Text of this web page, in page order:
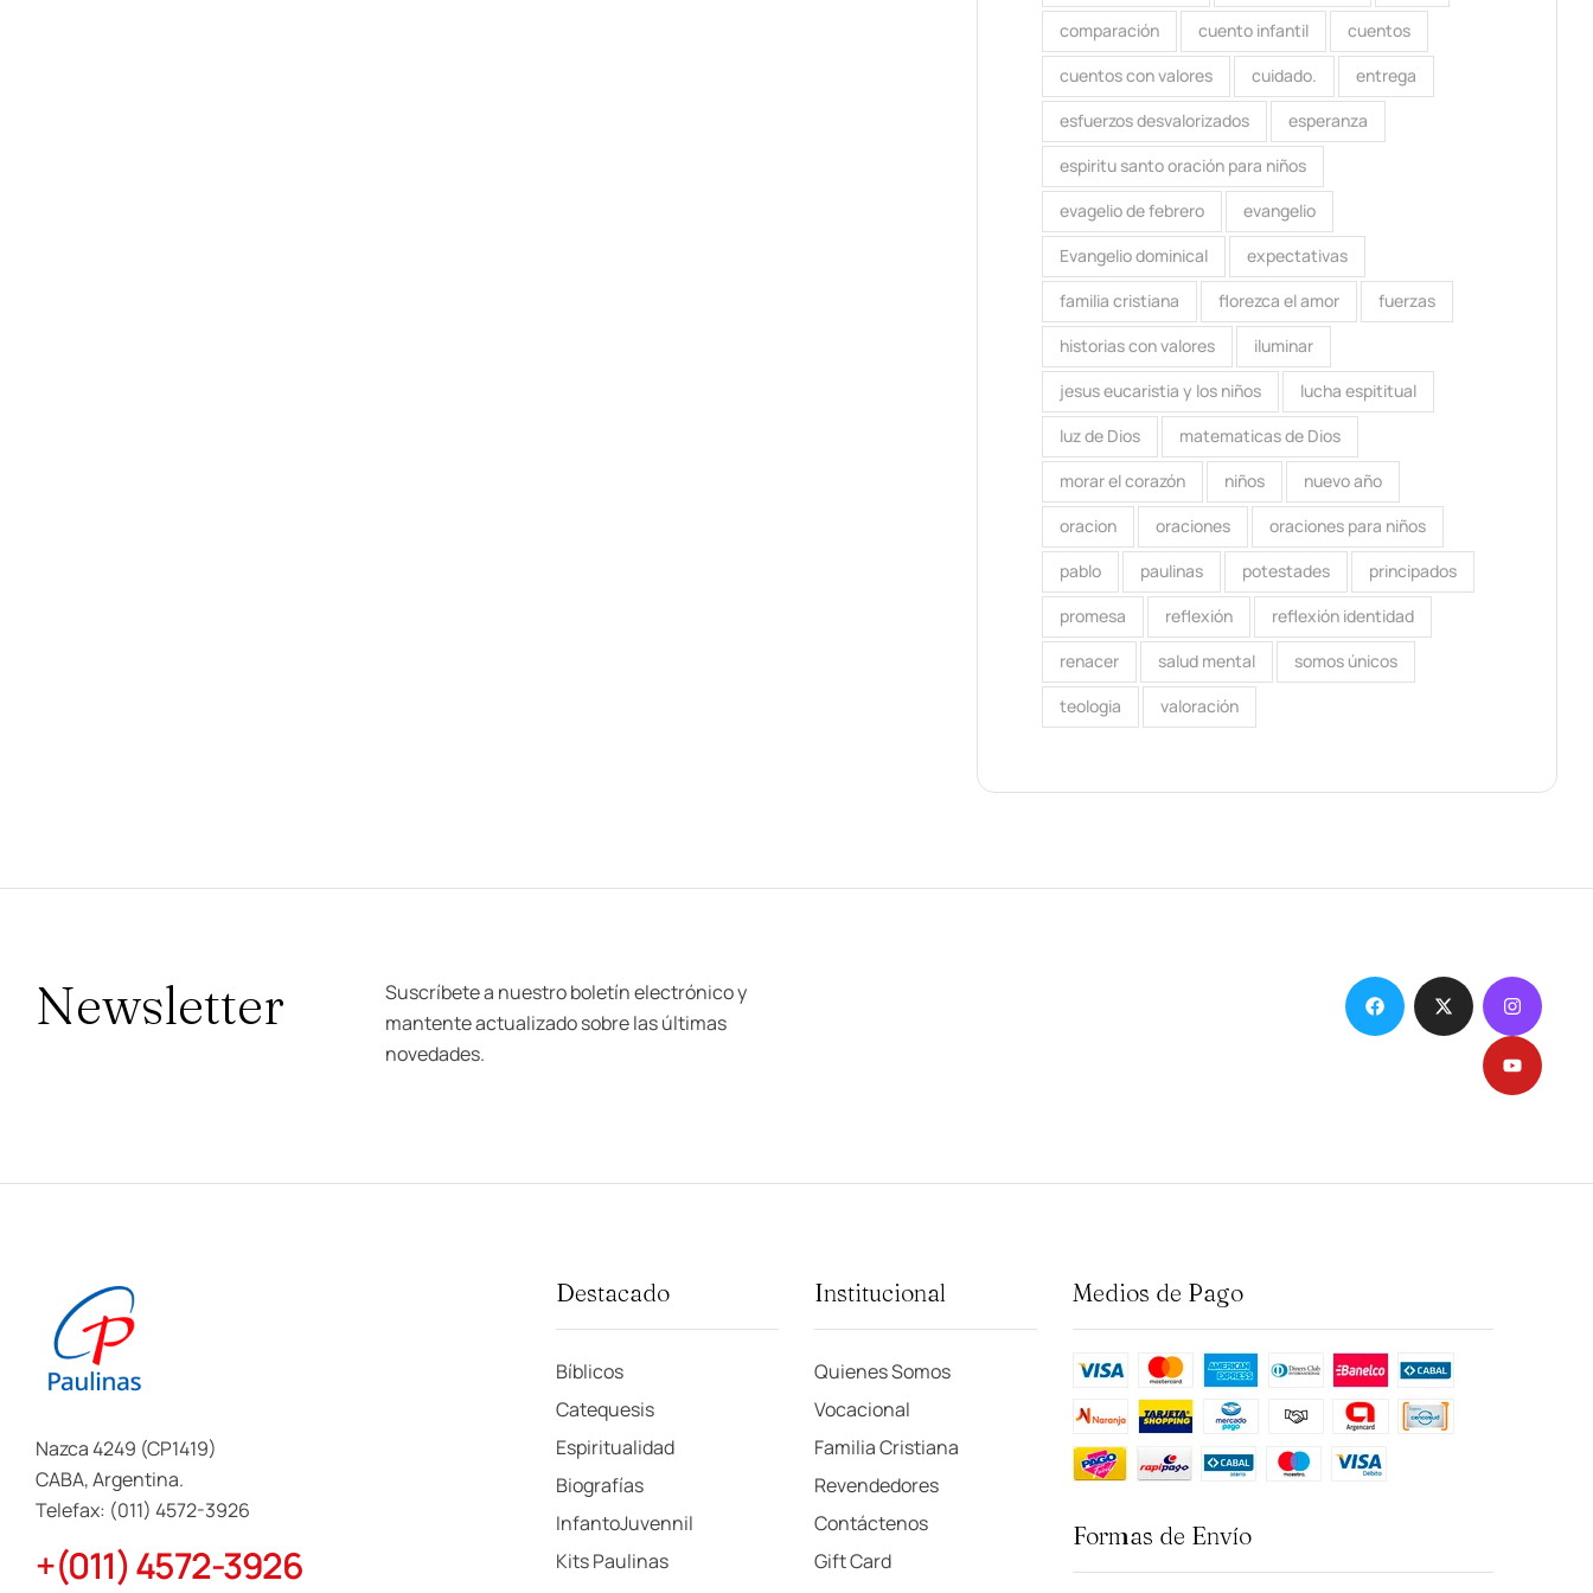
comparación cuento infantil
cuentos
cuentos con valores
cuidado.
entrega
esfuerzos desvalorizados
esperanza
espiritu santo oración para niños
evagelio de febrero
evangelio
Evangelio dominical
expectativas
familia cristiana
florezca el amor
fuerzas
historias con valores
iluminar
jesus eucaristia y los niños
lucha espititual
luz de Dios
matematicas de Dios
morar el corazón
niños
nuevo año
oracion
oraciones
oraciones para niños
pablo
paulinas potestades
principados
promesa
reflexión
reflexión identidad
renacer
salud mental
somos únicos
teologia
valoración
Newsletter
Suscríbete a nuestro boletín electrónico y
mantente actualizado sobre las últimas
novedades.
Nazca 4249 (CP1419)
CABA, Argentina.
Telefax: (011) 4572-3926
+(011) 4572-3926
Destacado
Bíblicos
Catequesis
Espiritualidad
Biografías
InfantoJuvennil
Kits Paulinas
Institucional
Quienes Somos
Vocacional
Familia Cristiana
Revendedores
Contáctenos
Gift Card
Medios de Pago
Formas de Envío